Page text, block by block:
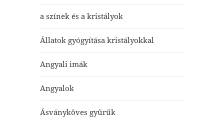
a színek és a kristályok
Állatok gyógyítása kristályokkal
Angyali imák
Angyalok
Ásványköves gyűrűk